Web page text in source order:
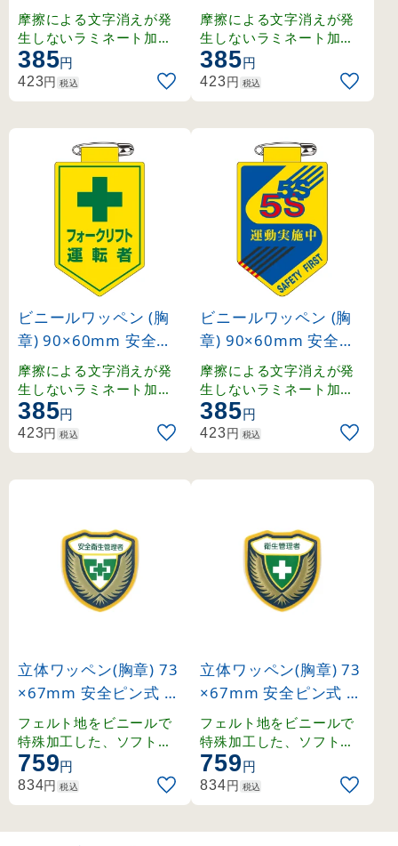
ン式 職長 (126030)
摩擦による文字消えが発
生しないラミネート加工
済みワッペン。
385円
423円 税込
ン式 作業主任者 (1260
16)
摩擦による文字消えが発
生しないラミネート加工
済みワッペン。
385円
423円 税込
ビニールワッペン (胸
章) 90×60mm 安全ピ
ン式 フォークリフト運
転者 (126017)
摩擦による文字消えが発
生しないラミネート加工
済みワッペン。
385円
423円 税込
ビニールワッペン (胸
章) 90×60mm 安全ピ
ン式 5S 運動実施中 (1
26029)
摩擦による文字消えが発
生しないラミネート加工
済みワッペン。
385円
423円 税込
立体ワッペン(胸章) 73
×67mm 安全ピン式 安
全衛生管理者 (126903
)
フェルト地をビニールで
特殊加工した、ソフトタ
ッチの立体ワッペン。
759円
834円 税込
立体ワッペン(胸章) 73
×67mm 安全ピン式 衛
生管理者 (126905)
フェルト地をビニールで
特殊加工した、ソフトタ
ッチの立体ワッペン。
759円
834円 税込